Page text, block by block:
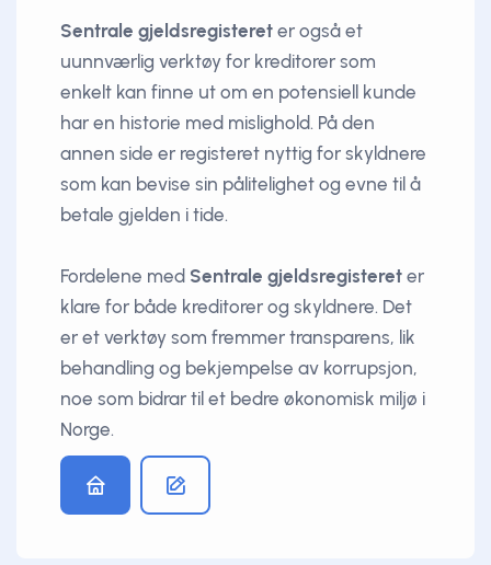
Sentrale gjeldsregisteret er også et
uunnværlig verktøy for kreditorer som
enkelt kan finne ut om en potensiell kunde
har en historie med mislighold. På den
annen side er registeret nyttig for skyldnere
som kan bevise sin pålitelighet og evne til å
betale gjelden i tide.
Fordelene med Sentrale gjeldsregisteret er
klare for både kreditorer og skyldnere. Det
er et verktøy som fremmer transparens, lik
behandling og bekjempelse av korrupsjon,
noe som bidrar til et bedre økonomisk miljø i
Norge.